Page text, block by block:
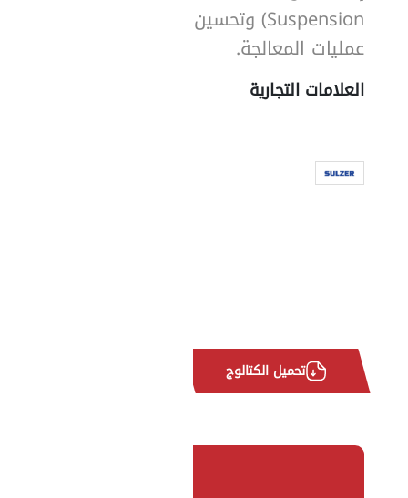
Suspension) وتحسين كفاءة
عمليات المعالجة.
العلامات التجارية
تحميل الكتالوج